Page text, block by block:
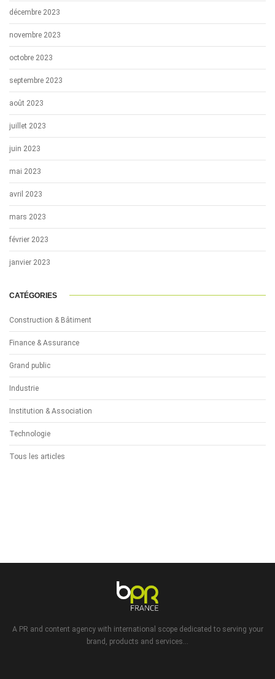
décembre 2023
novembre 2023
octobre 2023
septembre 2023
août 2023
juillet 2023
juin 2023
mai 2023
avril 2023
mars 2023
février 2023
janvier 2023
CATÉGORIES
Construction & Bâtiment
Finance & Assurance
Grand public
Industrie
Institution & Association
Technologie
Tous les articles
A PR and content agency with international scope dedicated to serving your
brand, products and services...